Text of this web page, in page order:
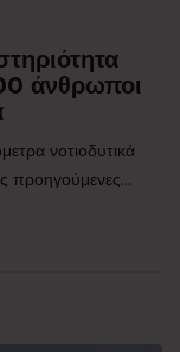
άνθρωποι
νοτιοδυτικά
προηγούμενες...